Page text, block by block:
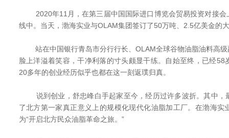
2020年11月，在第三届中国国际进口博览会贸易投资对接会
线中。当天，渤海实业与OLAM集团签订了50万吨、2.5亿美金的
站在中国银行青岛市分行行长、OLAM全球谷物油脂油料高级
脸上洋溢着笑容，干净利落的寸头颇显干练。自始至终，已经58
20多年的创业经历似乎也都在这一刻返璞归真。
说到创业，舒忠峰白手起家至今，经历过许多波折。其中，
了北方第一家真正意义上的规模化现代化油脂加工厂。在渤海实
为“开启北方民众油脂革命之旅。”